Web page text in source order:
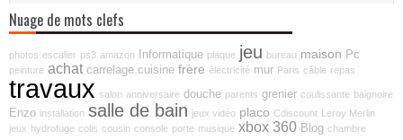
Nuage de mots clefs
photos escalier ps3 amazon Informatique plaque jeu bureau maison Pc
peinture achat carrelage cuisine frère électricité mur Paris câble repas
travaux salon anniversaire douche parents grenier coulissante baignoire
Enzo installation salle de bain jeux vidéo placo Cdiscount Leroy Merlin
jeux hydrofuge colis cousin console porte musique xbox 360 Blog chambre